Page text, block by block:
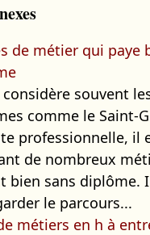
de métier qui paye
considère souvent
comme le Saint-
professionnelle, il
de nombreux
bien sans diplôme.
le parcours...
métiers en h à